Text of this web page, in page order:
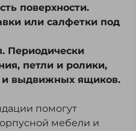
поверхности.
или салфетки под
Периодически
петли и ролики,
и выдвижных ящиков.
помогут
мебели и